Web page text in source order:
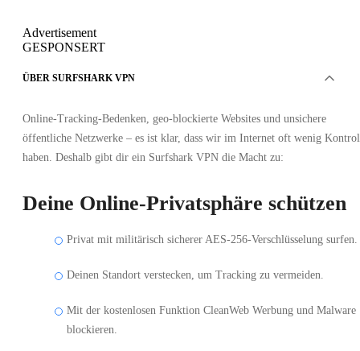
Advertisement
GESPONSERT
ÜBER SURFSHARK VPN
Online-Tracking-Bedenken, geo-blockierte Websites und unsichere
öffentliche Netzwerke – es ist klar, dass wir im Internet oft wenig
haben. Deshalb gibt dir ein Surfshark VPN die Macht zu:
Deine Online-Privatsphäre schützen
Privat mit militärisch sicherer AES-256-Verschlüsselung surfen.
Deinen Standort verstecken, um Tracking zu vermeiden.
Mit der kostenlosen Funktion CleanWeb Werbung und Malware
blockieren.